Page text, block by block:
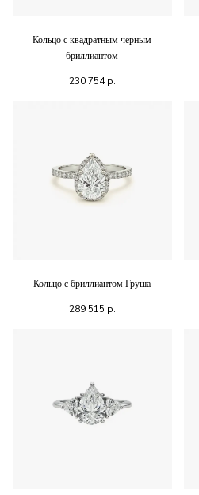
Кольцо с квадратным черным
бриллиантом
230 754р.
Кольцо с бриллиантом Груша
289 515 р.